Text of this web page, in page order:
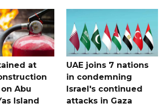
at
Abu
Island
UAE joins 7 nations
in condemning
Israel's continued
attacks in Gaza